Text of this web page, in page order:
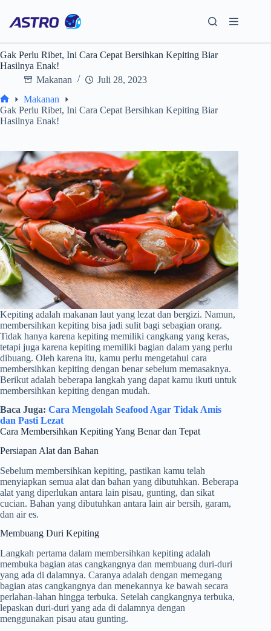
content
Gak Perlu Ribet, Ini Cara Cepat Bersihkan Kepiting Biar
Hasilnya Enak!
Makanan
Juli 28, 2023
Home
Makanan
Gak Perlu Ribet, Ini Cara Cepat Bersihkan Kepiting Biar
Hasilnya Enak!
Kepiting adalah makanan laut yang lezat dan bergizi. Namun,
membersihkan kepiting bisa jadi sulit bagi sebagian orang.
Tidak hanya karena kepiting memiliki cangkang yang keras,
tetapi juga karena kepiting memiliki bagian dalam yang perlu
dibuang. Oleh karena itu, kamu perlu mengetahui cara
membersihkan kepiting dengan benar sebelum memasaknya.
Berikut adalah beberapa langkah yang dapat kamu ikuti untuk
membersihkan kepiting dengan mudah.
Baca Juga: Cara Mengolah Seafood Agar Tidak Amis
dan Pasti Lezat
Cara Membersihkan Kepiting Yang Benar dan Tepat
Persiapan Alat dan Bahan
Sebelum membersihkan kepiting, pastikan kamu telah
menyiapkan semua alat dan bahan yang dibutuhkan. Beberapa
alat yang diperlukan antara lain pisau, gunting, dan sikat
cucian. Bahan yang dibutuhkan antara lain air bersih, garam,
dan air es.
Membuang Duri Kepiting
Langkah pertama dalam membersihkan kepiting adalah
membuka bagian atas cangkangnya dan membuang duri-duri
yang ada di dalamnya. Caranya adalah dengan memegang
bagian atas cangkangnya dan menekannya ke bawah secara
perlahan-lahan hingga terbuka. Setelah cangkangnya terbuka,
lepaskan duri-duri yang ada di dalamnya dengan
menggunakan pisau atau gunting.